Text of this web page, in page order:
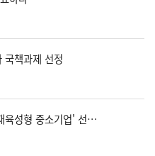
국책과제 선정
육성형 중소기업' 선…